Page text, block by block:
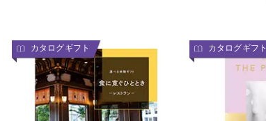
カタログギフト カタログギフト